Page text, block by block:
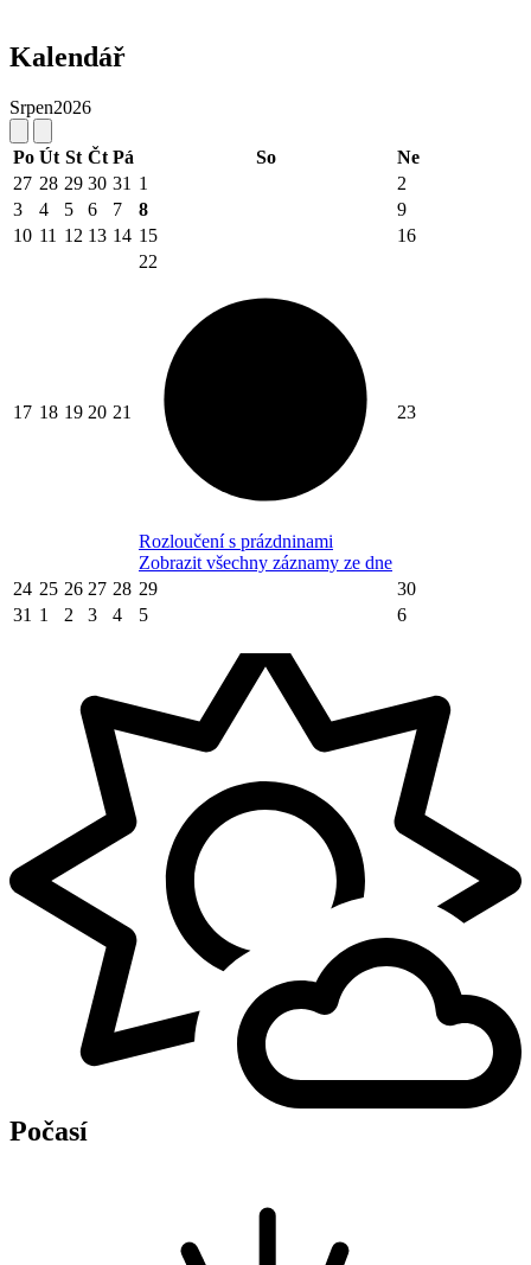
Kalendář
Srpen2026
Po Út St Čt Pá So
Ne
27 28 29 30 31 1
2
3
4 5 6 7 8
9
10 11 12 13 14 15 16
17 18 19 20 21
22
Rozloučení s prázdninami
Zobrazit všechny záznamy ze dne
23
24 25 26 27 28 29
30
31 1 2 3 4 5 6
Počasí